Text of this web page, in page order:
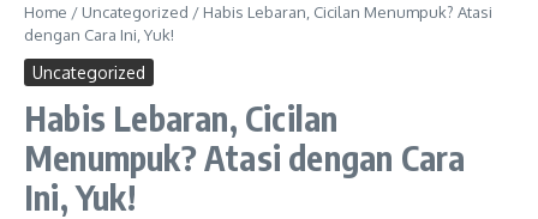
Home / Uncategorized / Habis Lebaran, Cicilan Menumpuk? Atasi
dengan Cara Ini, Yuk!
Uncategorized
Habis Lebaran, Cicilan
Menumpuk? Atasi dengan Cara
Ini, Yuk!